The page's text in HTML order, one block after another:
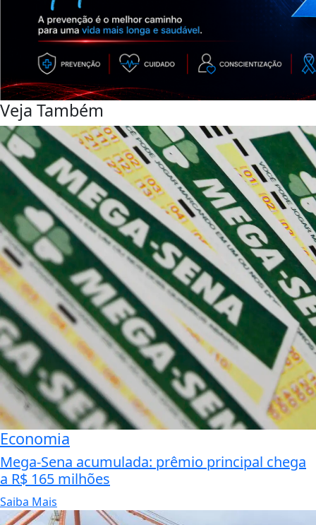
Veja Também
Economia
Mega-Sena acumulada: prêmio principal chega
a R$ 165 milhões
Saiba Mais